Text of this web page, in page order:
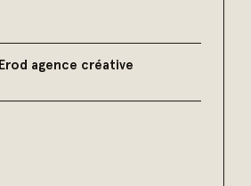
Erod agence créative